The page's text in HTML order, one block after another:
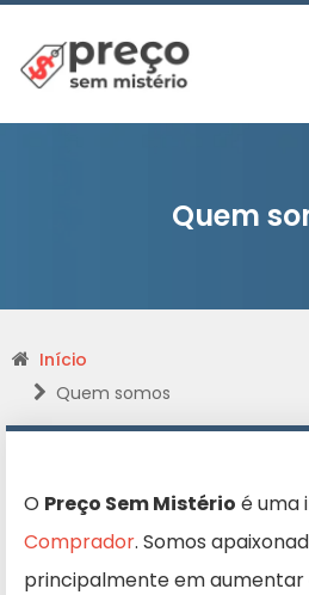
Quem
Início
Quem somos
O Preço Sem Mistério é uma
Comprador. Somos
principalmente em aumentar